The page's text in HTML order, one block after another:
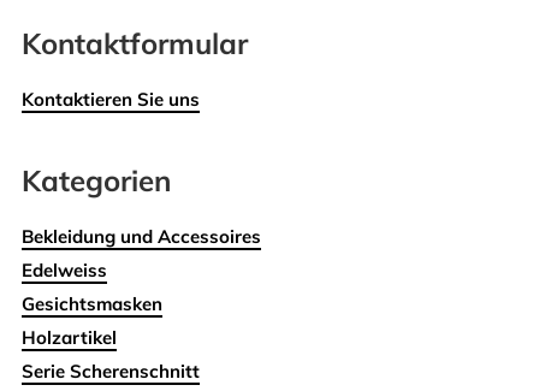
Kontaktformular
Kontaktieren Sie uns
Kategorien
Bekleidung und Accessoires
Edelweiss
Gesichtsmasken
Holzartikel
Serie Scherenschnitt